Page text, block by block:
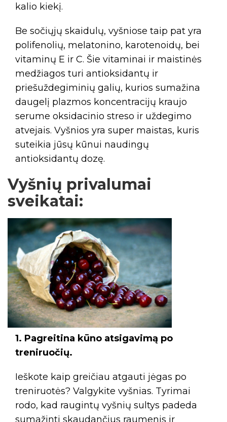
kalio kiekį.
Be sočiųjų skaidulų, vyšniose taip pat yra
polifenolių, melatonino, karotenoidų, bei
vitaminų E ir C. Šie vitaminai ir maistinės
medžiagos turi antioksidantų ir
priešuždegiminių galių, kurios sumažina
daugelį plazmos koncentracijų kraujo
serume oksidacinio streso ir uždegimo
atvejais. Vyšnios yra super maistas, kuris
suteikia jūsų kūnui naudingų
antioksidantų dozę.
Vyšnių privalumai
sveikatai:
1. Pagreitina kūno atsigavimą po
treniruočių.
Ieškote kaip greičiau atgauti jėgas po
treniruotės? Valgykite vyšnias. Tyrimai
rodo, kad raugintų vyšnių sultys padeda
sumažinti skaudančius raumenis ir